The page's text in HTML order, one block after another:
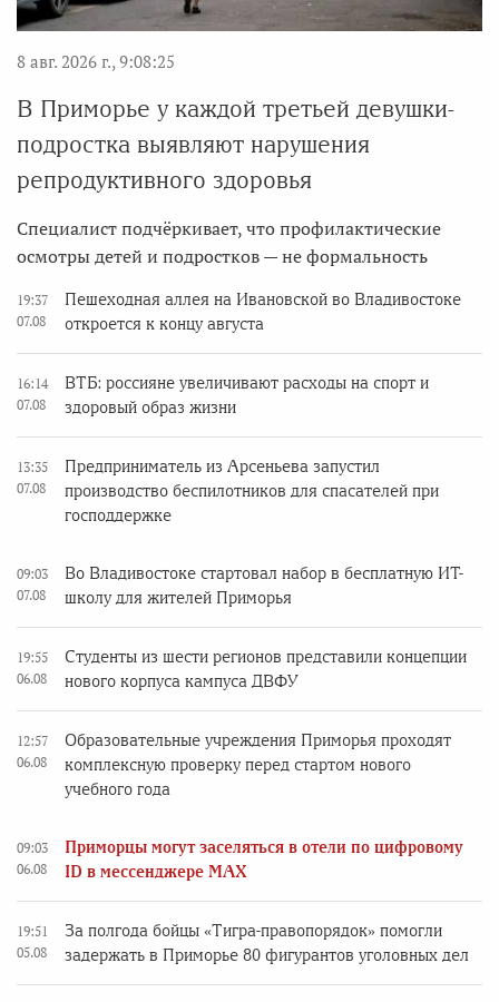
8 авг. 2026 г., 9:08:25
В Приморье у каждой третьей девушки-
подростка выявляют нарушения
репродуктивного здоровья
Специалист подчёркивает, что профилактические
осмотры детей и подростков — не формальность
19:37
07.08
Пешеходная аллея на Ивановской во Владивостоке
откроется к концу августа
16:14
07.08
ВТБ: россияне увеличивают расходы на спорт и
здоровый образ жизни
13:35
07.08
Предприниматель из Арсеньева запустил
производство беспилотников для спасателей при
господдержке
09:03
07.08
Во Владивостоке стартовал набор в бесплатную ИТ-
школу для жителей Приморья
19:55
06.08
Студенты из шести регионов представили концепции
нового корпуса кампуса ДВФУ
12:57
06.08
Образовательные учреждения Приморья проходят
комплексную проверку перед стартом нового
учебного года
09:03
06.08
Приморцы могут заселяться в отели по цифровому
ID в мессенджере MAX
19:51
05.08
За полгода бойцы «Тигра-правопорядок» помогли
задержать в Приморье 80 фигурантов уголовных дел